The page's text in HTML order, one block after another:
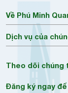
Về Phú Minh
Dịch vụ của
Theo dõi chúng
Đăng ký ngay